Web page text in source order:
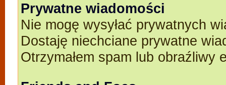
Prywatne wiadomości
Nie mogę wysyłać prywatnych
Dostaję niechciane prywatne
Otrzymałem spam lub obraźliwy